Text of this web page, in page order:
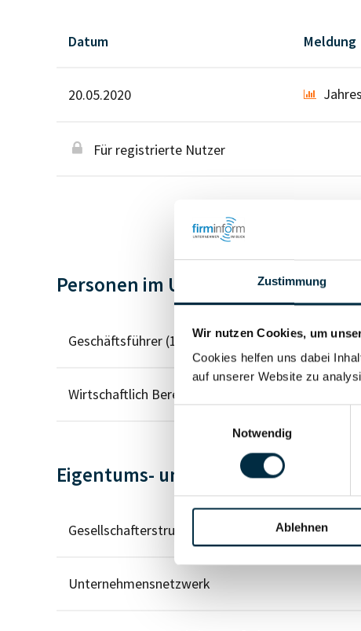
Zustimmung
Wir nutzen Cookies, um
Cookies helfen uns dabei
auf unserer Website zu
Notwendig
Ablehnen
Datum Meldung
20.05.2020
Für registrierte Nutzer
Personen im Unternehmen
Geschäftsführer (1)
Wirtschaftlich Berechtigter
Eigentums- und Kontrollstruktur
Gesellschafterstruktur
Unternehmensnetzwerk